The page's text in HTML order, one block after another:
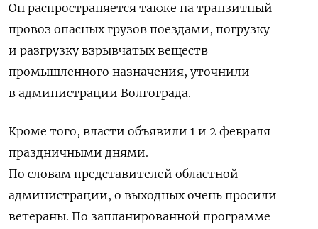
Он распространяется также на транзитный
провоз опасных грузов поездами, погрузку
и разгрузку взрывчатых веществ
промышленного назначения, уточнили
в администрации Волгограда.
Кроме того, власти объявили 1 и 2 февраля
праздничными днями.
По словам представителей областной
администрации, о выходных очень просили
ветераны. По запланированной программе